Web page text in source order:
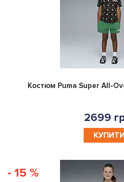
Костюм Puma Super All-
2699
- 15 %